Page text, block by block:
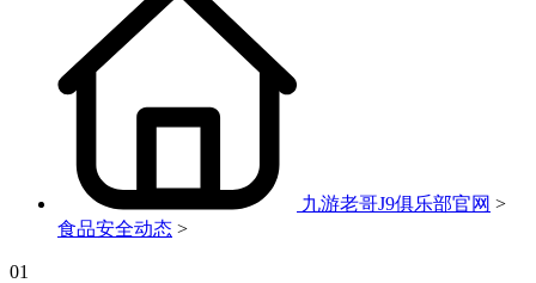
九游老哥J9俱乐部官网 >
食品安全动态 >
01